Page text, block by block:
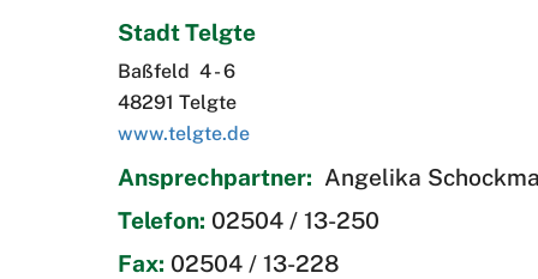
Stadt Telgte
Baßfeld 4 - 6
48291 Telgte
www.telgte.de
Ansprechpartner: Angelika
Telefon: 02504 / 13-250
Fax: 02504 / 13-228